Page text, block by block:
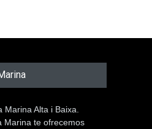
Marina Alta i Baixa.
Marina te ofrecemos